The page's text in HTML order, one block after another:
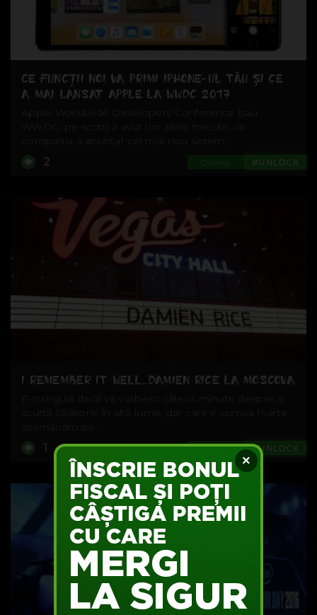
×
CE FUNCȚII NOI VA PRIMI IPHONE-UL TĂU ȘI CE
A MAI LANSAT APPLE LA WWDC 2017
Apple Worldwide Developers Conference (sau
WWDC, pe scurt) a avut loc zilele trecute, iar
compania a anunțat cel mai nou sistem...
#UNLOCK
Games
2
I REMEMBER IT WELL...DAMIEN RICE LA MOSCOVA
E-n regulă dacă vă vorbesc câteva minute despre o
scurtă călătorie în altă lume, dar care e cumva foarte
asemănătoare...
#UNLOCK
Music
1